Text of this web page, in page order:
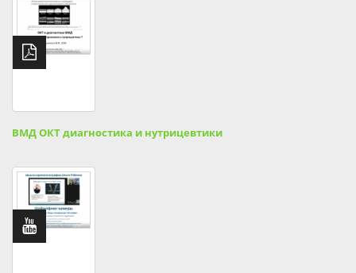
ВМД ОКТ диагностика и нутрицевтики